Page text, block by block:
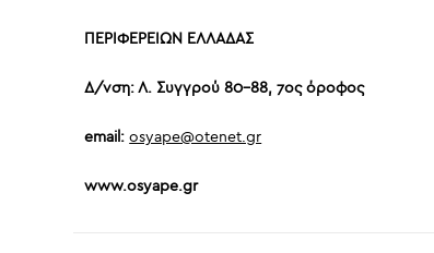
ΠΕΡΙΦΕΡΕΙΩΝ ΕΛΛΑΔΑΣ
Δ/νση: Λ. Συγγρού 80-88, 7ος όροφος
email:osyape@otenet.gr
www.osyape.gr